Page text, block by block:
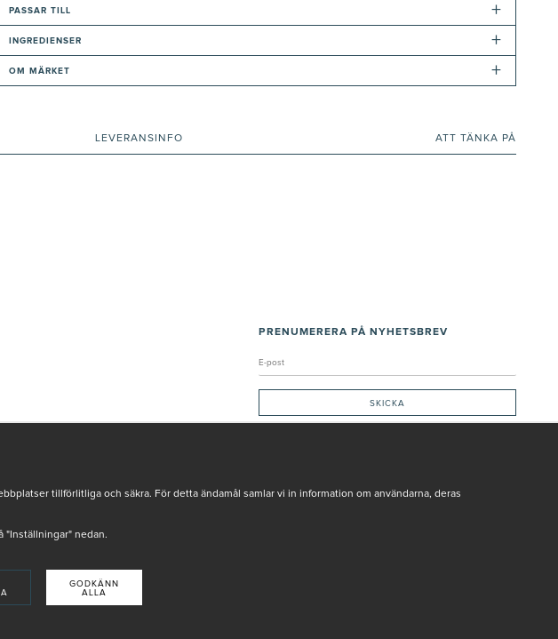
PASSAR TILL +
INGREDIENSER +
OM MÄRKET +
LEVERANSINFO ATT TÄNKA PÅ
PRENUMERERA PÅ NYHETSBREV
tillförlitliga och säkra. För detta ändamål samlar vi in information om användarna, deras
"Inställningar" nedan.
GODKÄNN
ALLA